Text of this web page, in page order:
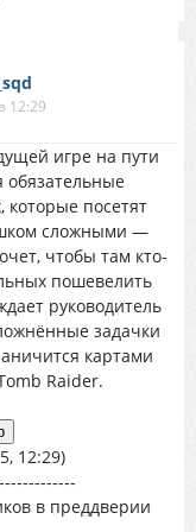
12:29
игре на пути
обязательные
посетят
сложными —
чтобы там кто-
пошевелить
руководитель
задачки
картами
Raider.
12:29)
в преддверии